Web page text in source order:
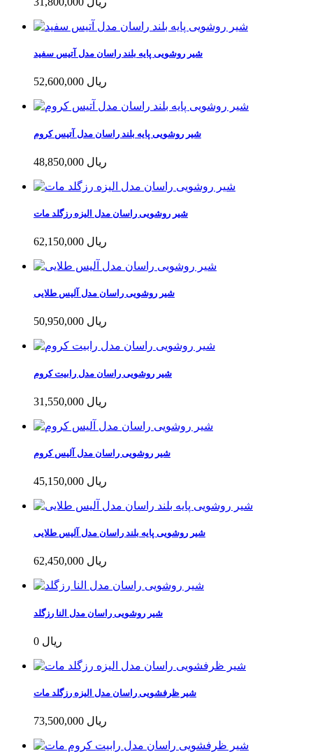
شیر روشویی پایه بلند راسان مدل آتیس سفید
52,600,000 ریال
شیر روشویی پایه بلند راسان مدل آتیس کروم
48,850,000 ریال
شیر روشویی راسان مدل الیزه رزگلد مات
62,150,000 ریال
شیر روشویی راسان مدل آلیس طلایی
50,950,000 ریال
شیر روشویی راسان مدل رابیت کروم
31,550,000 ریال
شیر روشویی راسان مدل آلیس کروم
45,150,000 ریال
شیر روشویی پایه بلند راسان مدل آلیس طلایی
62,450,000 ریال
شیر روشویی راسان مدل النا رزگلد
0 ریال
شیر ظرفشویی راسان مدل الیزه رزگلد مات
73,500,000 ریال